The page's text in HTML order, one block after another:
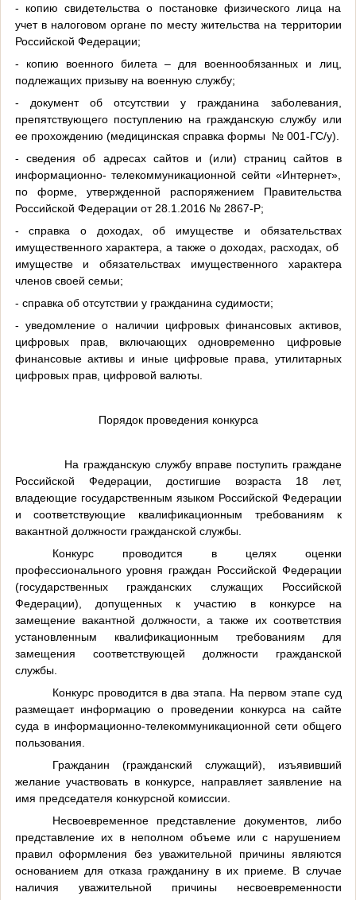
- копию свидетельства о постановке физического лица на
учет в налоговом органе по месту жительства на территории
Российской Федерации;
- копию военного билета – для военнообязанных и лиц,
подлежащих призыву на военную службу;
- документ об отсутствии у гражданина заболевания,
препятствующего поступлению на гражданскую службу или
ее прохождению (медицинская справка формы № 001-ГС/у).
- сведения об адресах сайтов и (или) страниц сайтов в
информационно- телекоммуникационной сейти «Интернет»,
по форме, утвержденной распоряжением Правительства
Российской Федерации от 28.1.2016 № 2867-Р;
- справка о доходах, об имуществе и обязательствах
имущественного характера, а также о доходах, расходах, об
имуществе и обязательствах имущественного характера
членов своей семьи;
- справка об отсутствии у гражданина судимости;
- уведомление о наличии цифровых финансовых активов,
цифровых прав, включающих одновременно цифровые
финансовые активы и иные цифровые права, утилитарных
цифровых прав, цифровой валюты.
Порядок проведения конкурса
На гражданскую службу вправе поступить граждане
Российской Федерации, достигшие возраста 18 лет,
владеющие государственным языком Российской Федерации
и соответствующие квалификационным требованиям к
вакантной должности гражданской службы.
Конкурс проводится в целях оценки
профессионального уровня граждан Российской Федерации
(государственных гражданских служащих Российской
Федерации), допущенных к участию в конкурсе на
замещение вакантной должности, а также их соответствия
установленным квалификационным требованиям для
замещения соответствующей должности гражданской
службы.
Конкурс проводится в два этапа. На первом этапе суд
размещает информацию о проведении конкурса на сайте
суда в информационно-телекоммуникационной сети общего
пользования.
Гражданин (гражданский служащий), изъявивший
желание участвовать в конкурсе, направляет заявление на
имя председателя конкурсной комиссии.
Несвоевременное представление документов, либо
представление их в неполном объеме или с нарушением
правил оформления без уважительной причины являются
основанием для отказа гражданину в их приеме. В случае
наличия уважительной причины несвоевременности